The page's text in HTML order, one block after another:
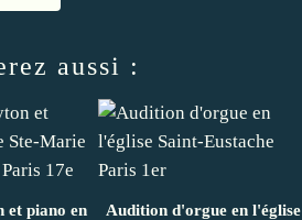
aussi :
et piano en
Audition d'orgue en l'église